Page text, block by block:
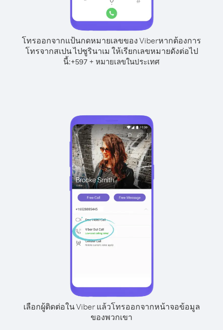
โทรออกจากแป้นกดหมายเลขของ Viberหากต้องการ
โทรจากสเปน ไปซูรินาเม ให้เรียกเลขหมายดังต่อไป
นี้:+597 + หมายเลขในประเทศ
เลือกผู้ติดต่อใน Viber แล้วโทรออกจากหน้าจอข้อมูล
ของพวกเขา